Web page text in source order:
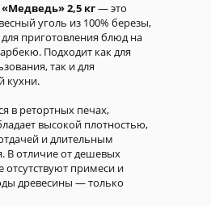
2,5 кг— это
уголь из 100% березы,
приготовления блюд на
Подходит как для
так и для
кухни.
в ретортных печах,
высокой плотностью,
и длительным
В отличие от дешевых
отсутствуют примеси и
древесины — только